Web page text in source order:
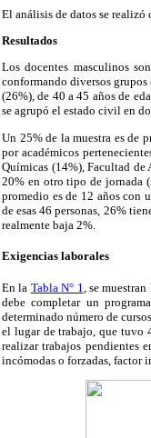
El análisis de datos se
Resultados
Los docentes masculinos
conformando diversos grupos
(26%), de 40 a 45 años de
se agrupó el estado civil en
Un 25% de la muestra es de
por académicos
Químicas (14%), Facultad
20% en otro tipo de jornada
promedio es de 12 años con
de esas 46 personas, 26%
realmente baja 2%.
Exigencias laborales
En la Tabla N° 1 , se
debe completar un
determinado número de
el lugar de trabajo, que tuvo
realizar trabajos pendientes
incómodas o forzadas, factor